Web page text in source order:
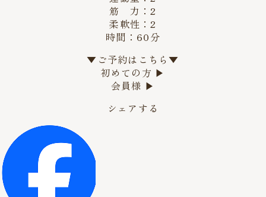
筋 力：2
柔軟性：2
時間：60分
▼ご予約はこちら▼
初めての方 ▶︎
会員様 ▶︎
シェアする